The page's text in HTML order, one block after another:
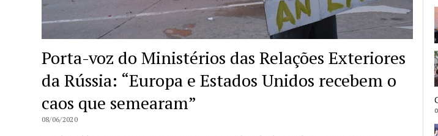
Porta-voz do Ministérios das Relações Exteriores
da Rússia: “Europa e Estados Unidos recebem o
caos que semearam”
08/06/2020